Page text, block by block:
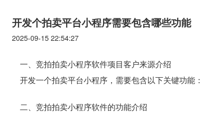
开发个拍卖平台小程序需要包含哪些功能
2025-09-15 22:54:27
一、竞拍拍卖小程序软件项目客户来源介绍
开发一个拍卖平台小程序，需要包含以下关键功能：
二、竞拍拍卖小程序软件的功能介绍